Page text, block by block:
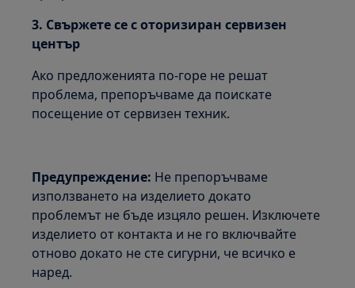
3. Свържете се с оторизиран сервизен
център
Ако предложенията по-горе не решат
проблема, препоръчваме да поискате
посещение от сервизен техник.
Предупреждение: Не препоръчваме
използването на изделието докато
проблемът не бъде изцяло решен. Изключете
изделието от контакта и не го включвайте
отново докато не сте сигурни, че всичко е
наред.